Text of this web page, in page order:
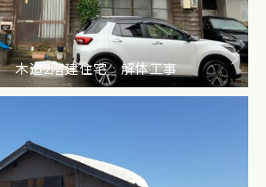
木造2階建住宅 解体工事